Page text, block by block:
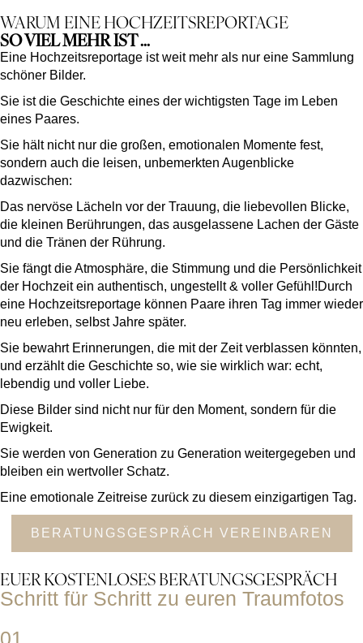
WARUM EINE HOCHZEITSREPORTAGE
SO VIEL MEHR IST ...
Eine Hochzeitsreportage ist weit mehr als nur eine Sammlung
schöner Bilder.
Sie ist die Geschichte eines der wichtigsten Tage im Leben
eines Paares.
Sie hält nicht nur die großen, emotionalen Momente fest,
sondern auch die leisen, unbemerkten Augenblicke
dazwischen:
Das nervöse Lächeln vor der Trauung, die liebevollen Blicke,
die kleinen Berührungen, das ausgelassene Lachen der Gäste
und die Tränen der Rührung.
Sie fängt die Atmosphäre, die Stimmung und die Persönlichkeit
der Hochzeit ein authentisch, ungestellt& voller Gefühl!Durch
eine Hochzeitsreportage können Paare ihren Tag immer wieder
neu erleben, selbst Jahre später.
Sie bewahrt Erinnerungen, die mit der Zeit verblassen könnten,
und erzählt die Geschichte so, wie sie wirklich war: echt,
lebendig und voller Liebe.
Diese Bilder sind nicht nur für den Moment, sondern für die
Ewigkeit.
Sie werden von Generation zu Generation weitergegeben und
bleiben ein wertvoller Schatz.
Eine emotionale Zeitreise zurück zu diesem einzigartigen Tag.
BERATUNGSGESPRÄCH VEREINBAREN
EUER KOSTENLOSES BERATUNGSGESPRÄCH
Schritt für Schritt zu euren Traumfotos
01